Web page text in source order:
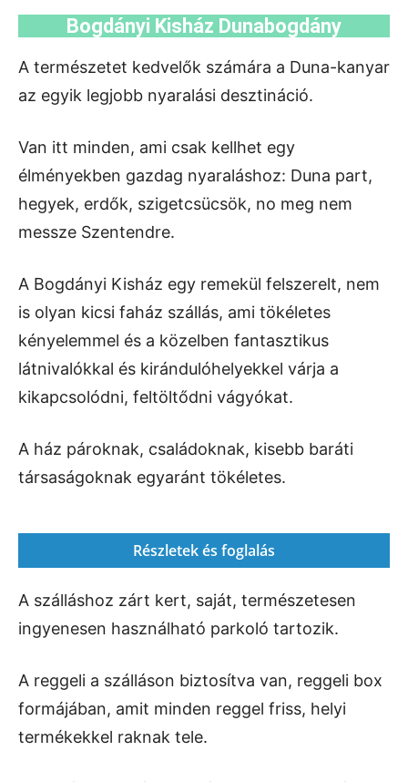
Bogdányi Kisház Dunabogdány
A természetet kedvelők számára a Duna-kanyar
az egyik legjobb nyaralási desztináció.
Van itt minden, ami csak kellhet egy
élményekben gazdag nyaraláshoz: Duna part,
hegyek, erdők, szigetcsücsök, no meg nem
messze Szentendre.
A Bogdányi Kisház egy remekül felszerelt, nem
is olyan kicsi faház szállás, ami tökéletes
kényelemmel és a közelben fantasztikus
látnivalókkal és kirándulóhelyekkel várja a
kikapcsolódni, feltöltődni vágyókat.
A ház pároknak, családoknak, kisebb baráti
társaságoknak egyaránt tökéletes.
Részletek és foglalás
A szálláshoz zárt kert, saját, természetesen
ingyenesen használható parkoló tartozik.
A reggeli a szálláson biztosítva van, reggeli box
formájában, amit minden reggel friss, helyi
termékekkel raknak tele.